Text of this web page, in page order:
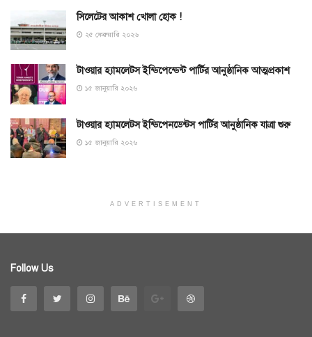
সিলেটের আকাশ খোলা হোক !
২৫ ফেব্রুয়ারি ২০২৬
টাওয়ার হ্যামলেটস ইন্ডিপেন্ডেন্ট পার্টির আনুষ্ঠানিক আত্মপ্রকাশ
১৫ জানুয়ারি ২০২৬
টাওয়ার হ্যামলেটস ইন্ডিপেনডেন্টস পার্টির আনুষ্ঠানিক যাত্রা শুরু
১৫ জানুয়ারি ২০২৬
ADVERTISEMENT
Follow Us